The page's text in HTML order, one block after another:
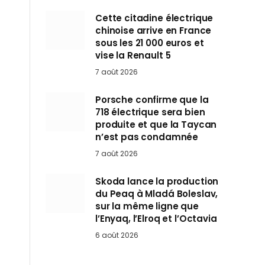
Cette citadine électrique
chinoise arrive en France
sous les 21 000 euros et
vise la Renault 5
7 août 2026
Porsche confirme que la
718 électrique sera bien
produite et que la Taycan
n’est pas condamnée
7 août 2026
Skoda lance la production
du Peaq à Mladá Boleslav,
sur la même ligne que
l’Enyaq, l’Elroq et l’Octavia
6 août 2026